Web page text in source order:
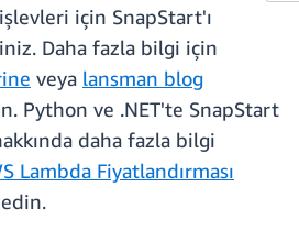
için SnapStart'ı
Daha fazla bilgi için
veya lansman blog
Python ve .NET'te SnapStart
daha fazla bilgi
Lambda Fiyatlandırması